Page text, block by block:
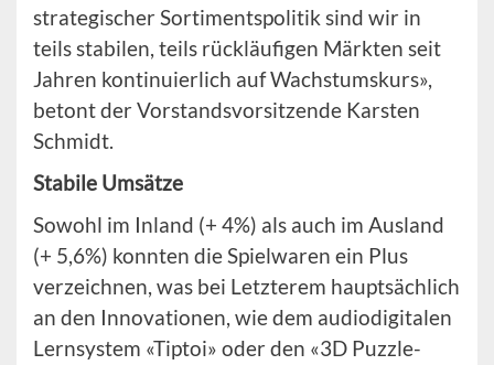
strategischer Sortimentspolitik sind wir in
teils stabilen, teils rückläufigen Märkten seit
Jahren kontinuierlich auf Wachstumskurs»,
betont der Vorstandsvorsitzende Karsten
Schmidt.
Stabile Umsätze
Sowohl im Inland (+ 4%) als auch im Ausland
(+ 5,6%) konnten die Spielwaren ein Plus
verzeichnen, was bei Letzterem hauptsächlich
an den Innovationen, wie dem audiodigitalen
Lernsystem «Tiptoi» oder den «3D Puzzle-